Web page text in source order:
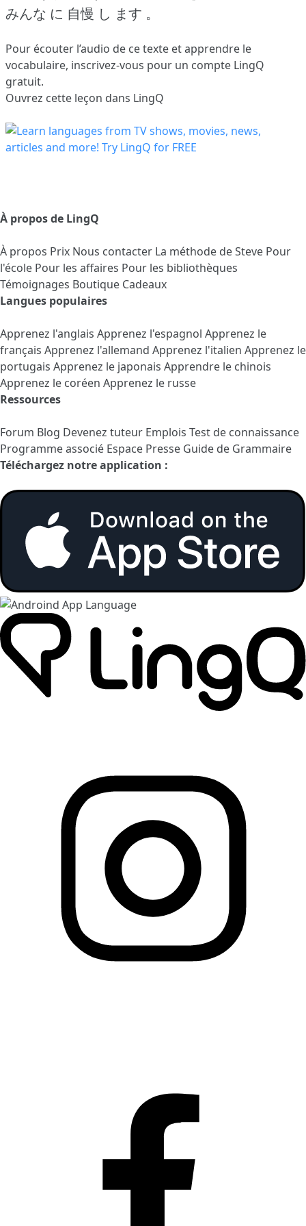
みんな に 自慢 し ます 。
Pour écouter l’audio de ce texte et apprendre le
vocabulaire, inscrivez-vous pour un compte LingQ
gratuit.
Ouvrez cette leçon dans LingQ
À propos de LingQ
À propos Prix Nous contacter La méthode de Steve Pour
l'école Pour les affaires Pour les bibliothèques
Témoignages Boutique Cadeaux
Langues populaires
Apprenez l'anglais Apprenez l'espagnol Apprenez le
français Apprenez l'allemand Apprenez l'italien Apprenez le
portugais Apprenez le japonais Apprendre le chinois
Apprenez le coréen Apprenez le russe
Ressources
Forum Blog Devenez tuteur Emplois Test de connaissance
Programme associé Espace Presse Guide de Grammaire
Téléchargez notre application :